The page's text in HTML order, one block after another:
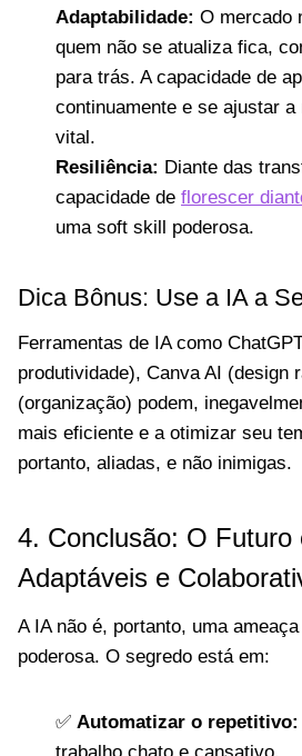
Adaptabilidade: O mercado
quem não se atualiza fica,
para trás. A capacidade de
continuamente e se ajustar
vital.
Resiliência: Diante das
capacidade de florescer
uma soft skill poderosa.
Dica Bônus: Use a IA a
Ferramentas de IA como
produtividade), Canva AI (design
(organização) podem,
mais eficiente e a otimizar seu
portanto, aliadas, e não inimigas.
4. Conclusão: O Futuro
Adaptáveis e
A IA não é, portanto, uma
poderosa. O segredo está em:
✅ Automatizar o repetitivo: